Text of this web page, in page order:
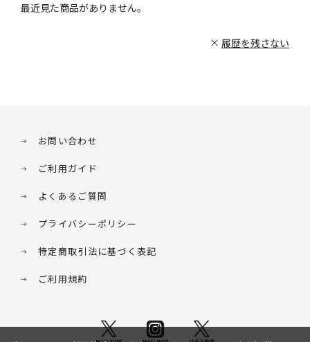
最近見た商品がありません。
履歴を残さない
お問い合わせ
ご利用ガイド
よくあるご質問
プライバシーポリシー
特定商取引法に基づく表記
ご利用規約